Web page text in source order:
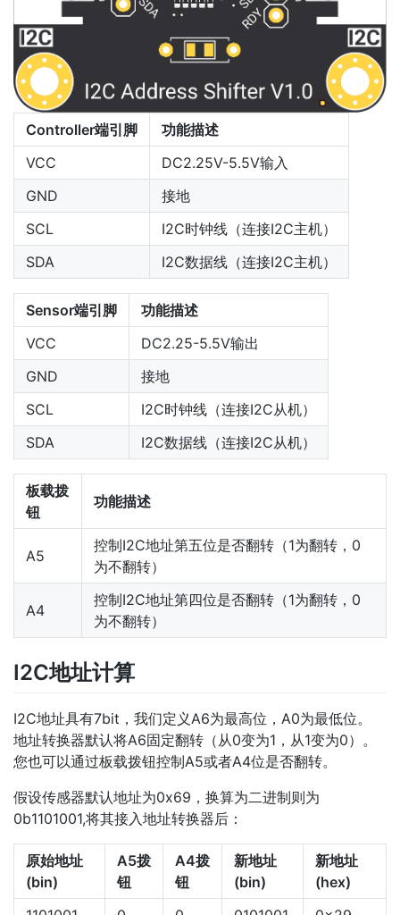
Controller端引脚
功能描述
VCC
DC2.25V-5.5V输入
GND
接地
SCL
I2C时钟线（连接I2C主机）
SDA
I2C数据线（连接I2C主机）
Sensor端引脚
功能描述
VCC
DC2.25-5.5V输出
GND
接地
SCL
I2C时钟线（连接I2C从机）
SDA
I2C数据线（连接I2C从机）
板载拨
钮
功能描述
A5
控制I2C地址第五位是否翻转（1为翻转，0
为不翻转）
A4
控制I2C地址第四位是否翻转（1为翻转，0
为不翻转）
I2C地址计算
I2C地址具有7bit，我们定义A6为最高位，A0为最低位。
地址转换器默认将A6固定翻转（从0变为1，从1变为0）。
您也可以通过板载拨钮控制A5或者A4位是否翻转。
假设传感器默认地址为0x69，换算为二进制则为
0b1101001,将其接入地址转换器后：
原始地址
(bin)
A5拨
钮
A4拨
钮
新地址
(bin)
新地址
(hex)